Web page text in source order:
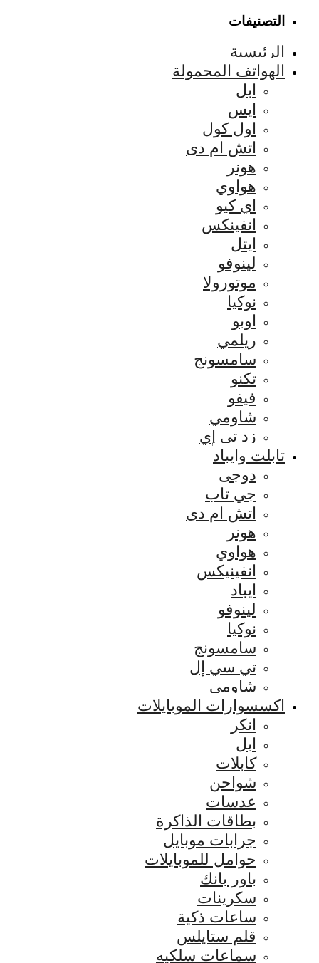
التصنيفات
الرئيسية
الهواتف المحمولة
ابل
ايس
اول كول
اتش ام دى
هونر
هواوي
اي كيو
انفينكس
ايتل
لينوفو
موتورولا
نوكيا
اوبو
ريلمي
سامسونج
تكنو
فيفو
شاومي
زد تي إي
تابلت وايباد
دوجى
جي تاب
اتش ام دى
هونر
هواوي
انفينيكس
ايباد
لينوفو
نوكيا
سامسونج
تي سي إل
شاومي
اكسسوارات الموبايلات
انكر
ابل
كابلات
شواحن
عدسات
بطاقات الذاكرة
جرابات موبايل
حوامل للموبايلات
باور بانك
سكرينات
ساعات ذكية
قلم ستايلس
سماعات سلكيه